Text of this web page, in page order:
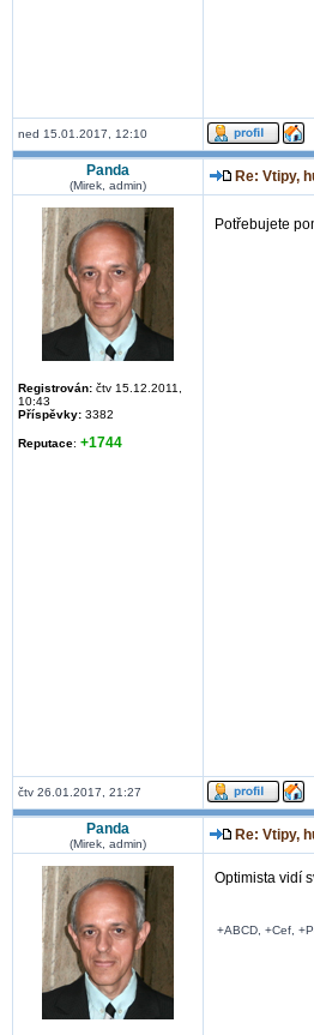
ned 15.01.2017, 12:10
Panda
(Mirek, admin)
Re: Vtipy,
Registrován: čtv 15.12.2011,
10:43
Příspěvky: 3382
Reputace: +1744
Potřebujete
čtv 26.01.2017, 21:27
Panda
(Mirek, admin)
Re: Vtipy,
Optimista vidí
+ABCD, +Cef,